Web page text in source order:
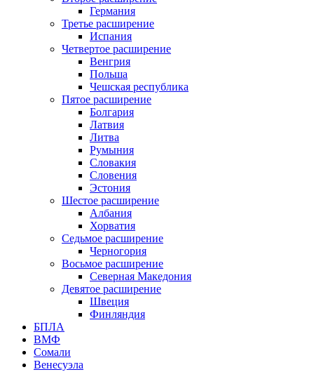
Германия
Третье расширение
Испания
Четвертое расширение
Венгрия
Польша
Чешская республика
Пятое расширение
Болгария
Латвия
Литва
Румыния
Словакия
Словения
Эстония
Шестое расширение
Албания
Хорватия
Седьмое расширение
Черногория
Восьмое расширение
Северная Македония
Девятое расширение
Швеция
Финляндия
БПЛА
ВМФ
Сомали
Венесуэла